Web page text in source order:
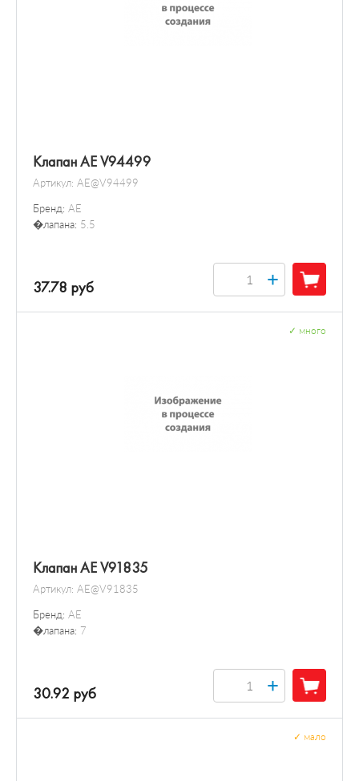
Клапан AE V94499
Артикул: AE@V94499
Бренд: AE
�лапана: 5.5
37.78 руб +
Клапан AE V91835
Артикул: AE@V91835
Бренд: AE
�лапана: 7
много
30.92 руб +
мало